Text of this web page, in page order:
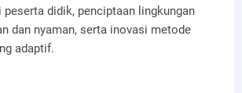
didik, penciptaan lingkungan
dan nyaman, serta inovasi metode
adaptif.